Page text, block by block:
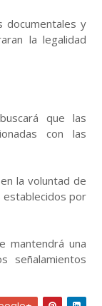
documentales y
la legalidad
que las
con las
la voluntad de
establecidos por
mantendrá una
señalamientos